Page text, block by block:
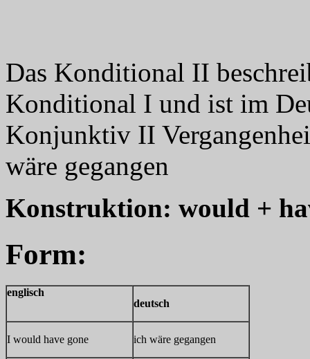
Das Konditional II
Konditional I und ist im
Konjunktiv II
wäre gegangen
Konstruktion: would +
Form:
englisch
deutsch
I would have gone ich wäre gegangen